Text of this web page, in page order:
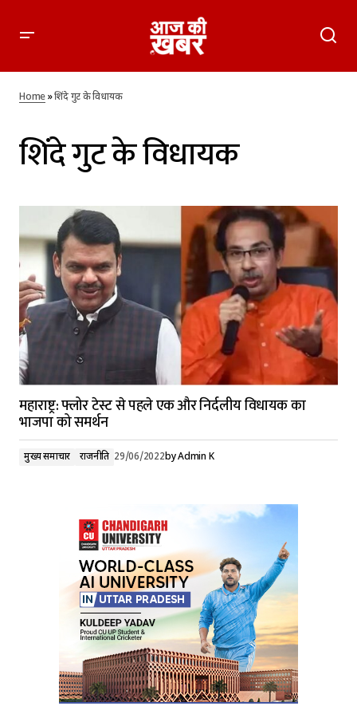
Home»शिंदे गुट के विधायक
शिंदे गुट के विधायक
महाराष्ट्र: फ्लोर टेस्ट से पहले एक और निर्दलीय विधायक का
भाजपा को समर्थन
मुख्य समाचार राजनीति 29/06/2022byAdmin K